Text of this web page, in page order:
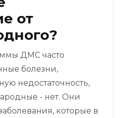
от
ДМС часто
болезни,
недостаточность,
- нет. Они
которые в